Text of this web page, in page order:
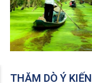
Miếu Bà Chúa Xứ
THĂM DÒ Ý KIẾN